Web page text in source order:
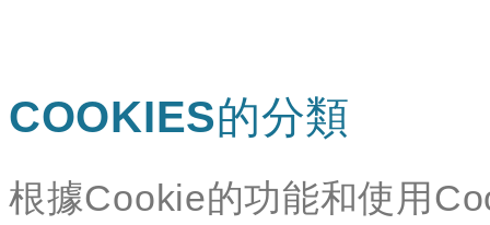
COOKIES的分類
根據Cookie的功能和使用